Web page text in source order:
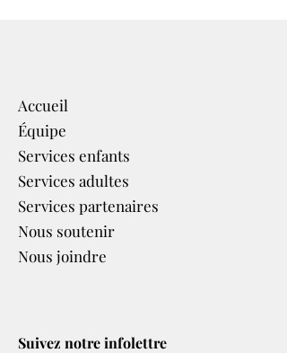
Accueil
Équipe
Services enfants
Services adultes
Services partenaires​
Nous soutenir
Nous joindre
Suivez notre infolettre